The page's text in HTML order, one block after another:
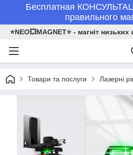
Бесплатная
правильного
⭐NEO💥MAGNET⭐ - магніт низьких
Товари та послуги Лазерні